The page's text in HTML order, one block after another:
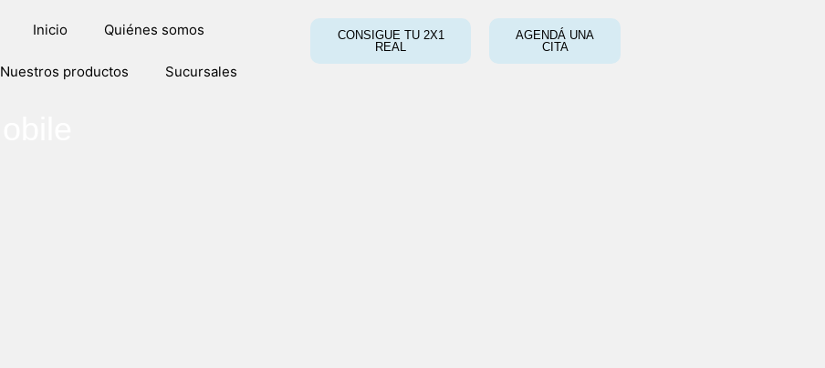
Inicio Quiénes somos
Nuestros productos Sucursales
CONSIGUE TU 2X1
REAL
AGENDÁ UNA
CITA